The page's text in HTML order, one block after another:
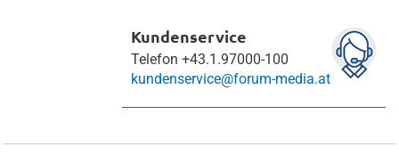
Kundenservice
Telefon +43.1.97000-100
kundenservice@forum-media.at